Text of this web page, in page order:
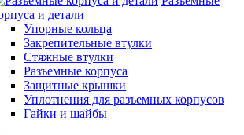
и детали
Упорные кольца
Закрепительные втулки
Стяжные втулки
Разъемные корпуса
Защитные крышки
Уплотнения для разъемных корпусов
Гайки и шайбы